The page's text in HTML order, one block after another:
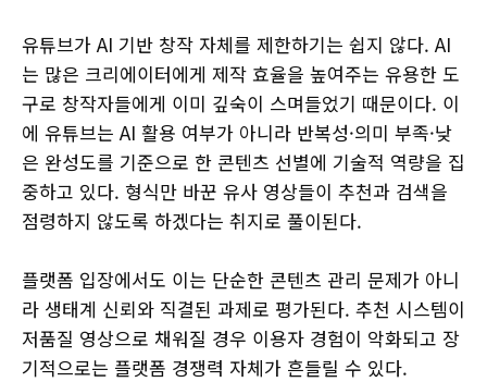
유튜브가 AI 기반 창작 자체를 제한하기는 쉽지 않다. AI
는 많은 크리에이터에게 제작 효율을 높여주는 유용한 도
구로 창작자들에게 이미 깊숙이 스며들었기 때문이다. 이
에 유튜브는 AI 활용 여부가 아니라 반복성·의미 부족·낮
은 완성도를 기준으로 한 콘텐츠 선별에 기술적 역량을 집
중하고 있다. 형식만 바꾼 유사 영상들이 추천과 검색을
점령하지 않도록 하겠다는 취지로 풀이된다.
플랫폼 입장에서도 이는 단순한 콘텐츠 관리 문제가 아니
라 생태계 신뢰와 직결된 과제로 평가된다. 추천 시스템이
저품질 영상으로 채워질 경우 이용자 경험이 악화되고 장
기적으로는 플랫폼 경쟁력 자체가 흔들릴 수 있다.